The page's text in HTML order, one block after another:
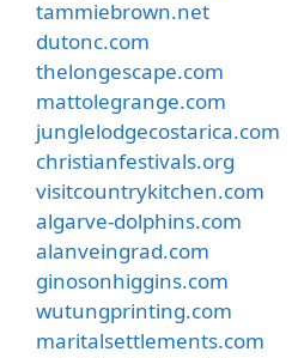
tammiebrown.net
dutonc.com
thelongescape.com
mattolegrange.com
junglelodgecostarica.com
christianfestivals.org
visitcountrykitchen.com
algarve-dolphins.com
alanveingrad.com
ginosonhiggins.com
wutungprinting.com
maritalsettlements.com